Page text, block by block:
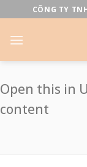
to
content
CÔNG TY
Open this in
content